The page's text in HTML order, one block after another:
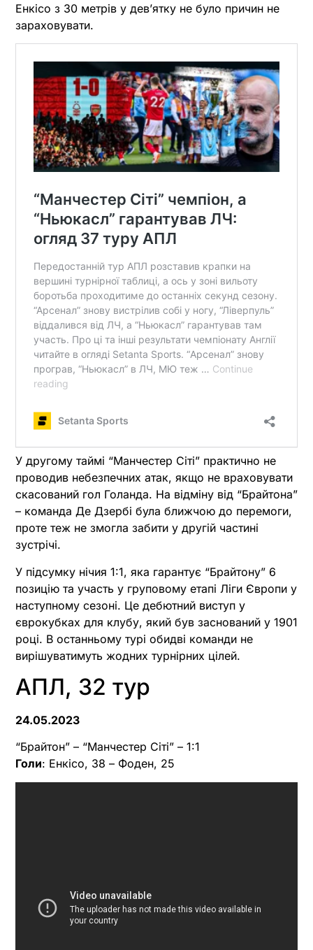
Енкісо з 30 метрів у дев’ятку не було причин не
зараховувати.
У другому таймі “Манчестер Сіті” практично не
проводив небезпечних атак, якщо не враховувати
скасований гол Голанда. На відміну від “Брайтона”
– команда Де Дзербі була ближчою до перемоги,
проте теж не змогла забити у другій частині
зустрічі.
У підсумку нічия 1:1, яка гарантує “Брайтону” 6
позицію та участь у груповому етапі Ліги Європи у
наступному сезоні. Це дебютний виступ у
єврокубках для клубу, який був заснований у 1901
році. В останньому турі обидві команди не
вирішуватимуть жодних турнірних цілей.
АПЛ, 32 тур
24.05.2023
“Брайтон” – “Манчестер Сіті” – 1:1
Голи: Енкісо, 38 – Фоден, 25